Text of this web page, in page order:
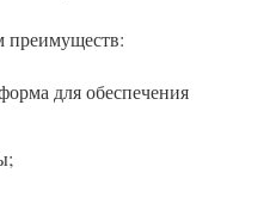
преимуществ:
для обеспечения